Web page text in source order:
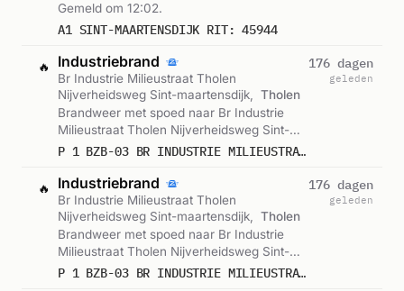
Gemeld om 12:02.
A1 SINT-MAARTENSDIJK RIT: 45944
🔥 Industriebrand
Br Industrie Milieustraat Tholen
Nijverheidsweg Sint-maartensdijk, Tholen
Brandweer met spoed naar Br Industrie
Milieustraat Tholen Nijverheidsweg Sint-
maartensdijk in Tholen. Gemeld om 20:08.P 1 BZB-03 BR INDUSTRIE MILIEUSTRAAT THOLEN NIJVERHEIDSWEG SINT-MAARTENSDIJK 192234 201092
176 dagen
geleden
🔥 Industriebrand
Br Industrie Milieustraat Tholen
Nijverheidsweg Sint-maartensdijk, Tholen
Brandweer met spoed naar Br Industrie
Milieustraat Tholen Nijverheidsweg Sint-
maartensdijk in Tholen. Gemeld om 19:16.P 1 BZB-03 BR INDUSTRIE MILIEUSTRAAT THOLEN NIJVERHEIDSWEG SINT-MAARTENSDIJK 192234 201092
176 dagen
geleden